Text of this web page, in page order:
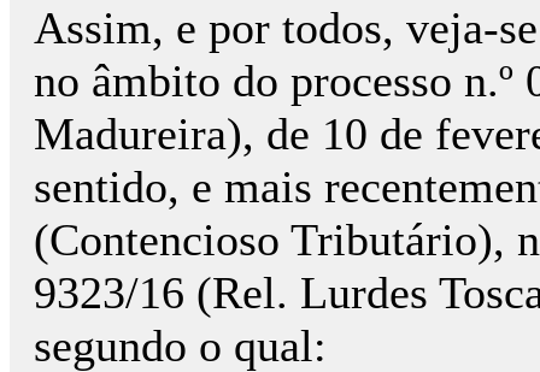
Assim, e por todos, veja-
no âmbito do processo
Madureira), de 10 de
sentido, e mais
(Contencioso Tributário),
9323/16 (Rel. Lurdes
segundo o qual: